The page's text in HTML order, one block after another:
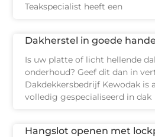
Teakspecialist heeft een
Dakherstel in goede
Is uw platte of licht hellende
onderhoud? Geef dit dan in
Dakdekkersbedrijf Kewodak is
volledig gespecialiseerd in dak
Hangslot openen met